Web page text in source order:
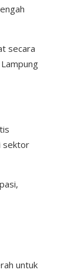
secara
sektor
untuk